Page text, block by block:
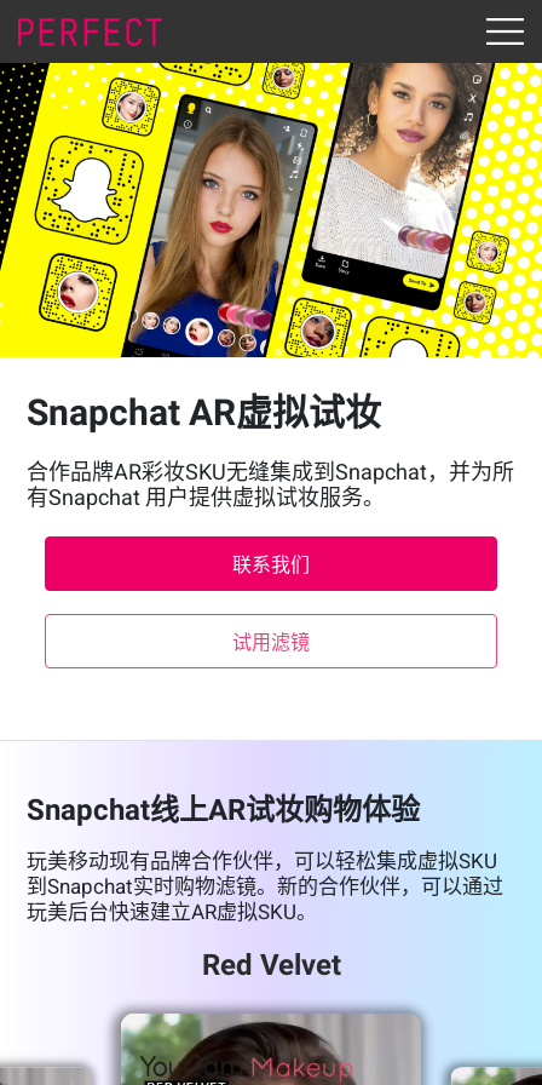
Snapchat AR虚拟试妆
合作品牌AR彩妆SKU无缝集成到Snapchat，并为所
有Snapchat 用户提供虚拟试妆服务。
联系我们
试用滤镜
Snapchat线上AR试妆购物体验
玩美移动现有品牌合作伙伴，可以轻松集成虚拟SKU
到Snapchat实时购物滤镜。新的合作伙伴，可以通过
玩美后台快速建立AR虚拟SKU。
Red Velvet